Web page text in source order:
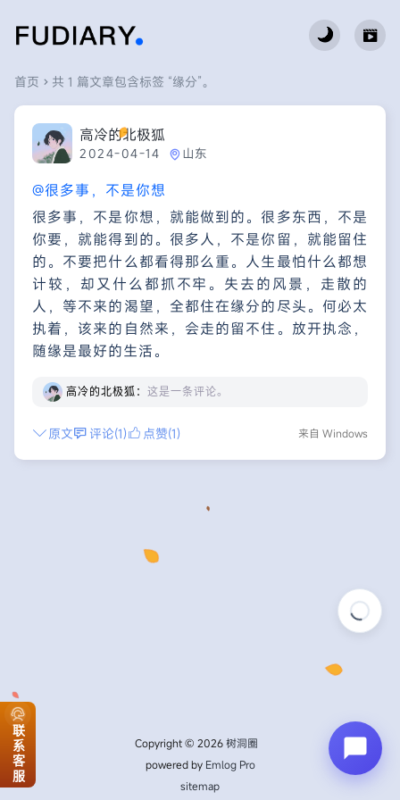
首页 共 1 篇文章包含标签 “缘分”。
高冷的北极狐
2024-04-14 山东
@很多事，不是你想
很多事，不是你想，就能做到的。很多东西，不是
你要，就能得到的。很多人，不是你留，就能留住
的。不要把什么都看得那么重。人生最怕什么都想
计较，却又什么都抓不牢。失去的风景，走散的
人，等不来的渴望，全都住在缘分的尽头。何必太
执着，该来的自然来，会走的留不住。放开执念，
随缘是最好的生活。
高冷的北极狐： 这是一条评论。
原文 评论(1) 点赞(1) 来自 Windows
Copyright © 2026树洞圈
powered by Emlog Pro
sitemap
联系客服